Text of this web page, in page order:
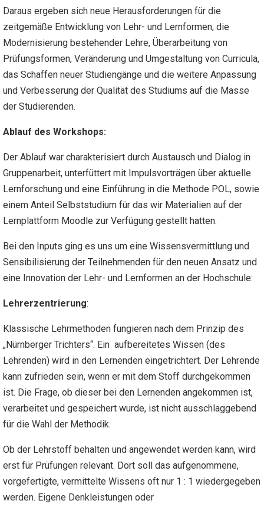
Daraus ergeben sich neue Herausforderungen für die
zeitgemäße Entwicklung von Lehr- und Lernformen, die
Modernisierung bestehender Lehre, Überarbeitung von
Prüfungsformen, Veränderung und Umgestaltung von Curricula,
das Schaffen neuer Studiengänge und die weitere Anpassung
und Verbesserung der Qualität des Studiums auf die Masse
der Studierenden.
Ablauf des Workshops:
Der Ablauf war charakterisiert durch Austausch und Dialog in
Gruppenarbeit, unterfüttert mit Impulsvorträgen über aktuelle
Lernforschung und eine Einführung in die Methode POL, sowie
einem Anteil Selbststudium für das wir Materialien auf der
Lernplattform Moodle zur Verfügung gestellt hatten.
Bei den Inputs ging es uns um eine Wissensvermittlung und
Sensibilisierung der Teilnehmenden für den neuen Ansatz und
eine Innovation der Lehr- und Lernformen an der Hochschule:
Lehrerzentrierung:
Klassische Lehrmethoden fungieren nach dem Prinzip des
„Nürnberger Trichters“. Ein aufbereitetes Wissen (des
Lehrenden) wird in den Lernenden eingetrichtert. Der Lehrende
kann zufrieden sein, wenn er mit dem Stoff durchgekommen
ist. Die Frage, ob dieser bei den Lernenden angekommen ist,
verarbeitet und gespeichert wurde, ist nicht ausschlaggebend
für die Wahl der Methodik.
Ob der Lehrstoff behalten und angewendet werden kann, wird
erst für Prüfungen relevant. Dort soll das aufgenommene,
vorgefertigte, vermittelte Wissens oft nur 1 : 1 wiedergegeben
werden. Eigene Denkleistungen oder